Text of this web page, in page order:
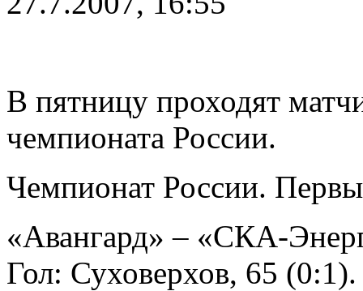
В пятницу проходят
чемпионата России.
Чемпионат России.
«Авангард» – «СКА-
Гол: Суховерхов, 65 (0:1).